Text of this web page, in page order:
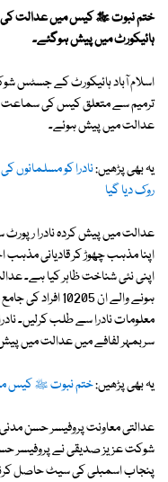
ختم نبوت ﷺ کیس میں عدالت کی
ہائیکورٹ میں پیش ہوگئے۔
اسلام آباد ہائیکورٹ کے جسٹس
ترمیم سے متعلق کیس کی سماعت
عدالت میں پیش ہوئے۔
یہ بھی پڑھیں:نادرا کو
روک دیا گیا
اپنا مذہب چھوڑ کر قادیانی مذہب
اپنی نئی شناخت ظاہر کیا ہے۔
ہونے والے ان
معلومات نادرا سے طلب کرلیں۔
سربمہر لفافے میں عدالت میں پیش
یہ بھی پڑھیں:ختم نبوت ﷺ کیس
عدالتی معاونت پروفیسر حسن
شوکت عزیز صدیقی نے پروفیسر
پنجاب اسمبلی کی سیٹ حاصل